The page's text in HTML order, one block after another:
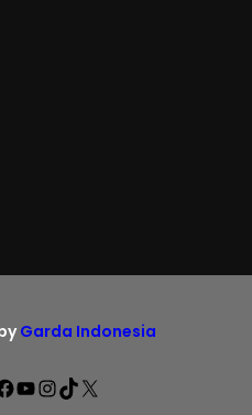
Garda Indonesia
YouTube
Instagram
TikTok
X